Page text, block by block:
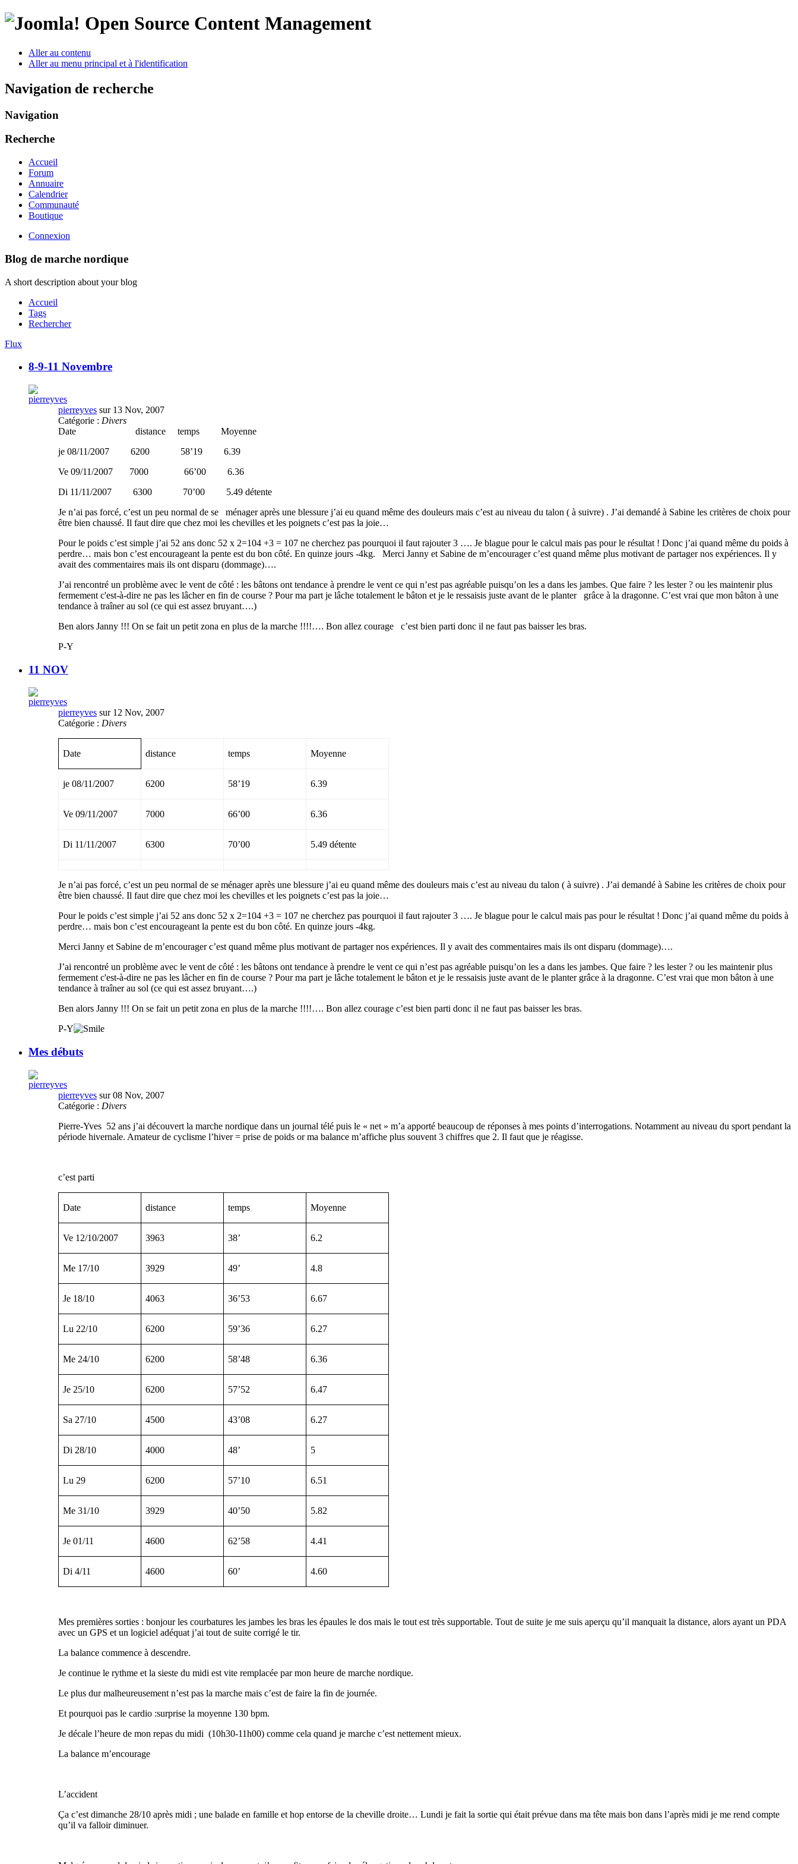
Open Source Content Management
Aller au contenu
Aller au menu principal et à l'identification
Navigation de recherche
Navigation
Recherche
Accueil
Forum
Annuaire
Calendrier
Communauté
Boutique
Connexion
Blog de marche nordique
A short description about your blog
Accueil
Tags
Rechercher
Flux
8-9-11 Novembre
pierreyves sur 13 Nov, 2007
Catégorie : Divers
Date distance temps Moyenne
je 08/11/2007 6200 58’19 6.39
Ve 09/11/2007 7000 66’00 6.36
Di 11/11/2007 6300 70’00 5.49 détente
Je n’ai pas forcé, c’est un peu normal de se ménager après une blessure j’ai eu quand même des douleurs mais c’est au niveau du talon ( à suivre) . J’ai demandé à Sabine les critères de choix pour
être bien chaussé. Il faut dire que chez moi les chevilles et les poignets c’est pas la joie…
Pour le poids c’est simple j’ai 52 ans donc 52 x 2=104 +3 = 107 ne cherchez pas pourquoi il faut rajouter 3 …. Je blague pour le calcul mais pas pour le résultat ! Donc j’ai quand même du poids à
perdre… mais bon c’est encourageant la pente est du bon côté. En quinze jours -4kg. Merci Janny et Sabine de m’encourager c’est quand même plus motivant de partager nos expériences. Il y
avait des commentaires mais ils ont disparu (dommage)….
J’ai rencontré un problème avec le vent de côté : les bâtons ont tendance à prendre le vent ce qui n’est pas agréable puisqu’on les a dans les jambes. Que faire ? les lester ? ou les maintenir plus
fermement c'est-à-dire ne pas les lâcher en fin de course ? Pour ma part je lâche totalement le bâton et je le ressaisis juste avant de le planter grâce à la dragonne. C’est vrai que mon bâton à une
tendance à traîner au sol (ce qui est assez bruyant….)
Ben alors Janny !!! On se fait un petit zona en plus de la marche !!!!…. Bon allez courage c’est bien parti donc il ne faut pas baisser les bras.
P-Y
11 NOV
pierreyves sur 12 Nov, 2007
Catégorie : Divers
Date distance temps Moyenne
je 08/11/2007 6200 58’19 6.39
Ve 09/11/2007 7000 66’00 6.36
Di 11/11/2007 6300 70’00 5.49 détente
Je n’ai pas forcé, c’est un peu normal de se ménager après une blessure j’ai eu quand même des douleurs mais c’est au niveau du talon ( à suivre) . J’ai demandé à Sabine les critères de choix pour
être bien chaussé. Il faut dire que chez moi les chevilles et les poignets c’est pas la joie…
Pour le poids c’est simple j’ai 52 ans donc 52 x 2=104 +3 = 107 ne cherchez pas pourquoi il faut rajouter 3 …. Je blague pour le calcul mais pas pour le résultat ! Donc j’ai quand même du poids à
perdre… mais bon c’est encourageant la pente est du bon côté. En quinze jours -4kg.
Merci Janny et Sabine de m’encourager c’est quand même plus motivant de partager nos expériences. Il y avait des commentaires mais ils ont disparu (dommage)….
J’ai rencontré un problème avec le vent de côté : les bâtons ont tendance à prendre le vent ce qui n’est pas agréable puisqu’on les a dans les jambes. Que faire ? les lester ? ou les maintenir plus
fermement c'est-à-dire ne pas les lâcher en fin de course ? Pour ma part je lâche totalement le bâton et je le ressaisis juste avant de le planter grâce à la dragonne. C’est vrai que mon bâton à une
tendance à traîner au sol (ce qui est assez bruyant….)
Ben alors Janny !!! On se fait un petit zona en plus de la marche !!!!…. Bon allez courage c’est bien parti donc il ne faut pas baisser les bras.
P-Y
Mes débuts
pierreyves sur 08 Nov, 2007
Catégorie : Divers
Pierre-Yves 52 ans j’ai découvert la marche nordique dans un journal télé puis le « net » m’a apporté beaucoup de réponses à mes points d’interrogations. Notamment au niveau du sport pendant la
période hivernale. Amateur de cyclisme l’hiver = prise de poids or ma balance m’affiche plus souvent 3 chiffres que 2. Il faut que je réagisse.
c’est parti
Date distance temps Moyenne
Ve 12/10/2007 3963 38’ 6.2
Me 17/10 3929 49’ 4.8
Je 18/10 4063 36’53 6.67
Lu 22/10 6200 59’36 6.27
Me 24/10 6200 58’48 6.36
Je 25/10 6200 57’52 6.47
Sa 27/10 4500 43’08 6.27
Di 28/10 4000 48’ 5
Lu 29 6200 57’10 6.51
Me 31/10 3929 40’50 5.82
Je 01/11 4600 62’58 4.41
Di 4/11 4600 60’ 4.60
Mes premières sorties : bonjour les courbatures les jambes les bras les épaules le dos mais le tout est très supportable. Tout de suite je me suis aperçu qu’il manquait la distance, alors ayant un PDA
avec un GPS et un logiciel adéquat j’ai tout de suite corrigé le tir.
La balance commence à descendre.
Je continue le rythme et la sieste du midi est vite remplacée par mon heure de marche nordique.
Le plus dur malheureusement n’est pas la marche mais c’est de faire la fin de journée.
Et pourquoi pas le cardio :surprise la moyenne 130 bpm.
Je décale l’heure de mon repas du midi (10h30-11h00) comme cela quand je marche c’est nettement mieux.
La balance m’encourage
L’accident
Ça c’est dimanche 28/10 après midi ; une balade en famille et hop entorse de la cheville droite… Lundi je fait la sortie qui était prévue dans ma tête mais bon dans l’après midi je me rend compte
qu’il va falloir diminuer.